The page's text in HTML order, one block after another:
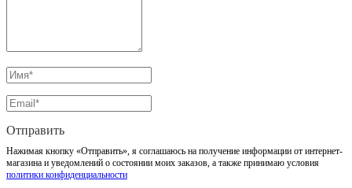
Отправить
Нажимая кнопку «Отправить», я соглашаюсь на получение информации от интернет-
магазина и уведомлений о состоянии моих заказов, а также принимаю условия
политики конфиденциальности